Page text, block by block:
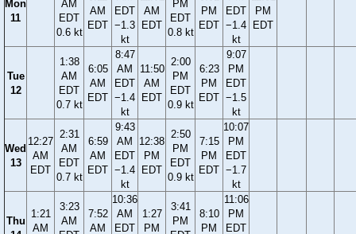
Mon
11
AM
EDT
0.6 kt
AM
EDT
EDT
−1.3
kt
AM
EDT
PM
EDT
0.8 kt
PM
EDT
EDT
−1.4
kt
PM
EDT
Tue
12
1:38
AM
EDT
0.7 kt
6:05
AM
EDT
8:47
AM
EDT
−1.4
kt
11:50
AM
EDT
2:00
PM
EDT
0.9 kt
6:23
PM
EDT
9:07
PM
EDT
−1.5
kt
Wed
13
12:27
AM
EDT
2:31
AM
EDT
0.7 kt
6:59
AM
EDT
9:43
AM
EDT
−1.4
kt
12:38
PM
EDT
2:50
PM
EDT
0.9 kt
7:15
PM
EDT
10:07
PM
EDT
−1.7
kt
Thu
1:21
AM
3:23
AM
7:52
AM
10:36
AM
EDT
1:27
PM
3:41
PM
8:10
PM
11:06
PM
EDT